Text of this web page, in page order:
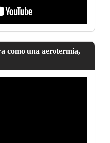
como una aerotermia,